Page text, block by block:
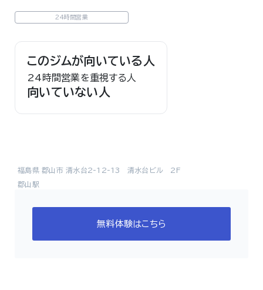
24時間営業
このジムが向いている人
24時間営業を重視する人
向いていない人
福島県 郡山市 清水台2-12-13 清水台ビル 2F
郡山駅
無料体験はこちら